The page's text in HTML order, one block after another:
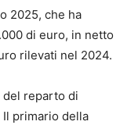
2025, che ha
di euro, in netto
rilevati nel 2024.
del reparto di
Il primario della